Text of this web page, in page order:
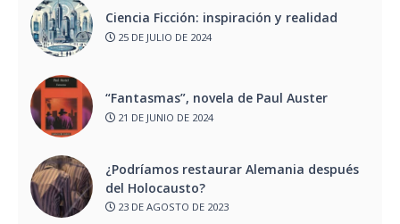
Ciencia Ficción: inspiración y realidad
25 DE JULIO DE 2024
“Fantasmas”, novela de Paul Auster
21 DE JUNIO DE 2024
¿Podríamos restaurar Alemania después
del Holocausto?
23 DE AGOSTO DE 2023